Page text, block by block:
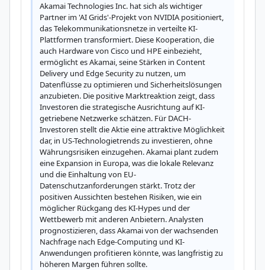
Akamai Technologies Inc. hat sich als wichtiger
Partner im 'AI Grids'-Projekt von NVIDIA positioniert,
das Telekommunikationsnetze in verteilte KI-
Plattformen transformiert. Diese Kooperation, die
auch Hardware von Cisco und HPE einbezieht,
ermöglicht es Akamai, seine Stärken in Content
Delivery und Edge Security zu nutzen, um
Datenflüsse zu optimieren und Sicherheitslösungen
anzubieten. Die positive Marktreaktion zeigt, dass
Investoren die strategische Ausrichtung auf KI-
getriebene Netzwerke schätzen. Für DACH-
Investoren stellt die Aktie eine attraktive Möglichkeit
dar, in US-Technologietrends zu investieren, ohne
Währungsrisiken einzugehen. Akamai plant zudem
eine Expansion in Europa, was die lokale Relevanz
und die Einhaltung von EU-
Datenschutzanforderungen stärkt. Trotz der
positiven Aussichten bestehen Risiken, wie ein
möglicher Rückgang des KI-Hypes und der
Wettbewerb mit anderen Anbietern. Analysten
prognostizieren, dass Akamai von der wachsenden
Nachfrage nach Edge-Computing und KI-
Anwendungen profitieren könnte, was langfristig zu
höheren Margen führen sollte.